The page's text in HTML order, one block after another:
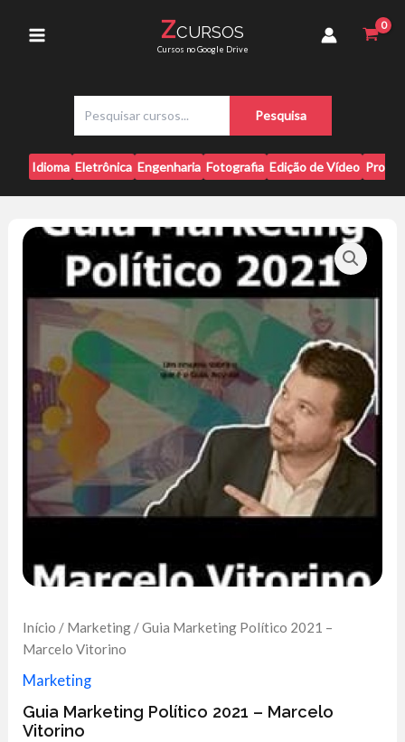
Menu
ZCURSOS
Cursos no Google Drive
s
q
u
i
a
Pesquisa
Idioma Eletrônica Engenharia Fotografia Edição de Vídeo
Início / Marketing / Guia Marketing Político 2021 –
Marcelo Vitorino
Marketing
Guia Marketing Político 2021 – Marcelo
Vitorino